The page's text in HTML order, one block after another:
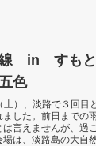
線 in すも
色
）、淡路で３回目
した。前日までの
言えませんが、過
は、淡路島の大自